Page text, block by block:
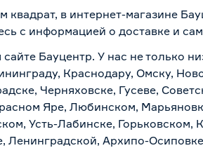
квадрат, в интернет-магазине
с информацией о доставке и
Бауцентр. У нас не только
Краснодару, Омску,
Черняховске, Гусеве,
Яре, Любинском,
Усть-Лабинске,
Ленинградской, Архипо-